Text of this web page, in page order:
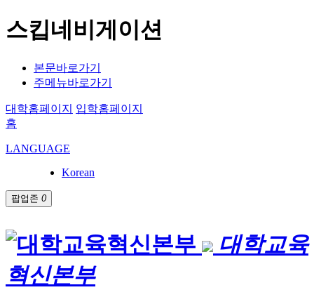
스킵네비게이션
본문바로가기
주메뉴바로가기
대학홈페이지
입학홈페이지
홈
LANGUAGE
Korean
팝업존 0
대학교육
혁신본부